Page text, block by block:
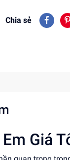
Chia sẻ
Giá